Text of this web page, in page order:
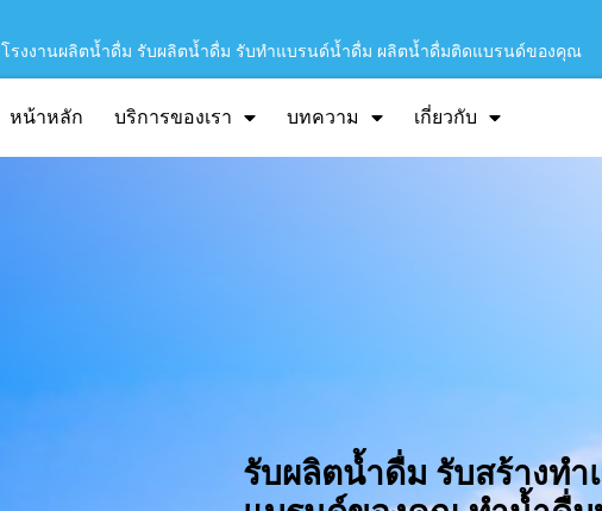
โรงงานผลิตน้ำดื่ม รับผลิตน้ำดื่ม รับทำแบรนด์น้ำดื่ม ผลิตน้ำดื่มติดแบรนด์ของคุณ
หน้าหลัก บริการของเรา บทความ เกี่ยวกับ
รับผลิตน้ำดื่ม รับสร้างท